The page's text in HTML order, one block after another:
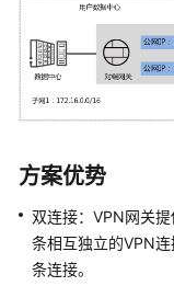
门
用
南
管
理
员
方案优势
双连接：VPN网关
条相互独立的VPN
条连接。